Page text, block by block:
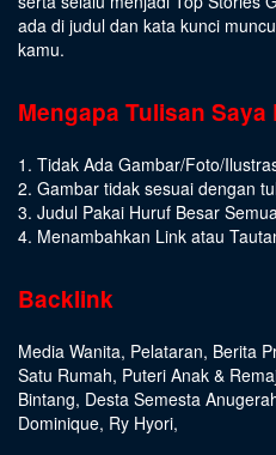
ada di judul dan kata kunci
kamu.
Mengapa Tulisan Saya
1. Tidak Ada Gambar/Foto/
2. Gambar tidak sesuai dengan
3. Judul Pakai Huruf Besar Semua
4. Menambahkan Link atau
Backlink
Media Wanita, Pelataran, Berita
Satu Rumah, Puteri Anak &
Bintang, Desta Semesta
Dominique, Ry Hyori,